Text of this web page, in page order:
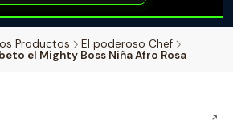
Productos
El poderoso Chef
el Mighty Boss Niña Afro Rosa